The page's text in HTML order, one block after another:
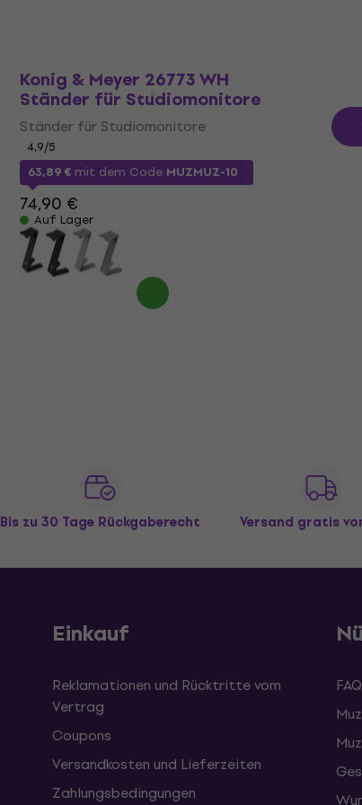
Konig & Meyer 26773 WH
Ständer für Studiomonitore
Ständer für Studiomonitore
4,9/5
63,89 € mit dem Code MUZMUZ-10
74,90 €
Auf Lager
Bis zu 30 Tage Rückgaberecht Versand gratis
Einkauf
Reklamationen und Rücktritte vom
Vertrag
Coupons
Versandkosten und Lieferzeiten
Zahlungsbedingungen